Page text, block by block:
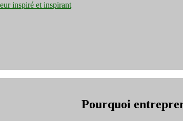
inspiré et inspirant
Pourquoi